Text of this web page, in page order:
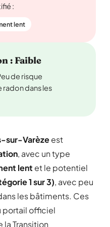
:
lent
: Faible
de risque
dans les
sur-Varèzeest
, avec un type
lent et le potentiel
1 sur 3), avec peu
les bâtiments. Ces
portail officiel
la Transition